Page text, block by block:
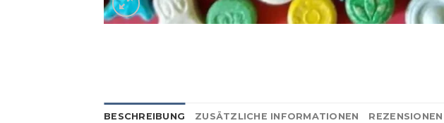
BESCHREIBUNG ZUSÄTZLICHE INFORMATIONEN